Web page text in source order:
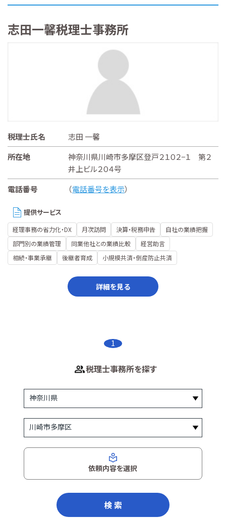
志田一馨税理士事務所
税理士氏名
志田 一馨
所在地
神奈川県川崎市多摩区登戸２１０２−１ 第２
井上ビル２０４号
電話番号
（電話番号を表示）
提供サービス
経理事務の省力化・DX 月次訪問 決算・税務申告
自社の業績把握
部門別の業績管理
同業他社との業績比較
経営助言
相続・事業承継
後継者育成 小規模共済・倒産防止共済
詳細を見る
1
税理士事務所を探す
依頼内容を選択
検 索